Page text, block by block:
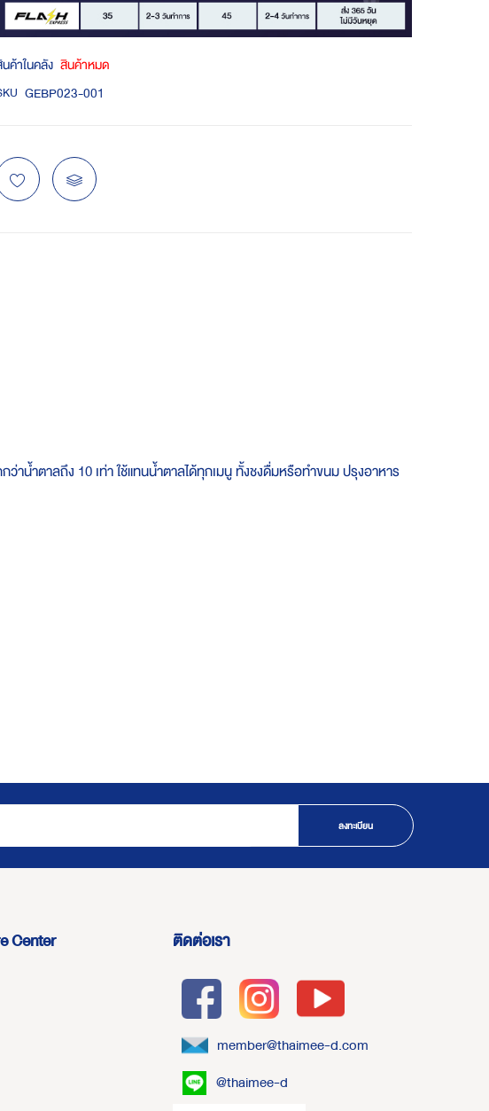
ค้าในคลัง สินค้าหมด
GEBP023-001
น้ำตาลถึง 10 เท่า ใช้แทนน้ำตาลได้ทุกเมนู ทั้งชงดื่มหรือทำขนม ปรุงอาหาร
ลงทะเบียน
Center ติดต่อเรา
member@thaimee-d.com
@thaimee-d